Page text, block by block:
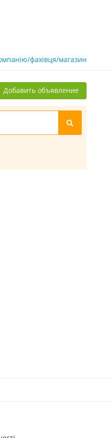
фахівця/магазин
Добавить объявление